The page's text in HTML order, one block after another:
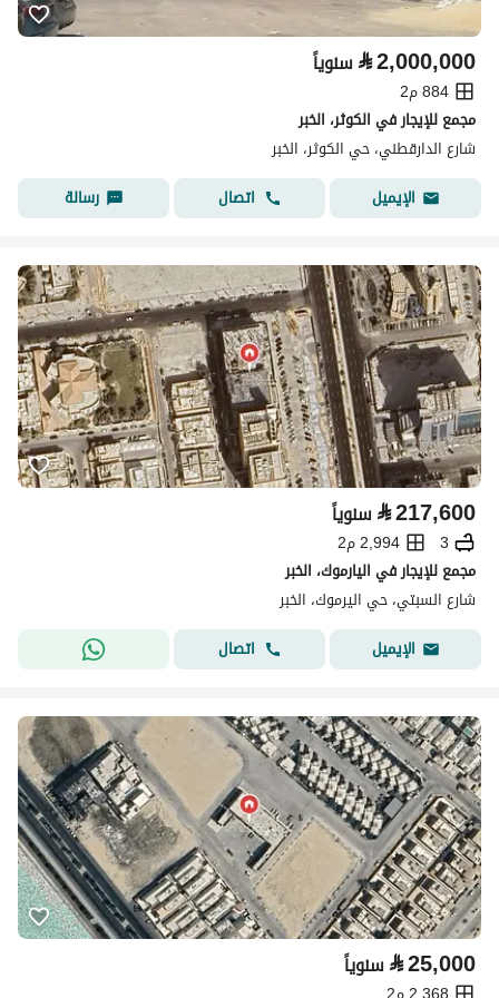
⃁2,000,000 سنوياً
884 م2
مجمع للإيجار في الكوثر، الخبر
شارع الدارقطني، حي الكوثر، الخبر
الإيميل
اتصال رسالة
⃁217,600 سنوياً
3
2,994 م2
مجمع للإيجار في اليارموك، الخبر
شارع السبتي، حي اليرموك، الخبر
الإيميل
اتصال
⃁25,000 سنوياً